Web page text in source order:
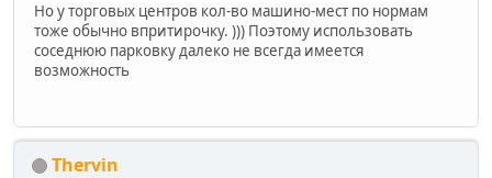
Но у торговых центров кол-во машино-мест по нормам
тоже обычно впритирочку. ))) Поэтому использовать
соседнюю парковку далеко не всегда имеется
возможность
Thervin